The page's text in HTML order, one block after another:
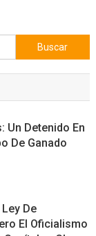
Buscar:
Un Detenido En
De Ganado
De
El Oficialismo